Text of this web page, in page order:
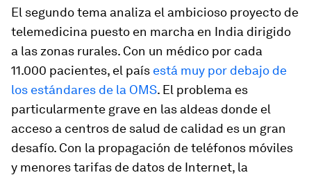
El segundo tema analiza el ambicioso proyecto de
telemedicina puesto en marcha en India dirigido
a las zonas rurales. Con un médico por cada
11.000 pacientes, el país está muy por debajo de
los estándares de la OMS. El problema es
particularmente grave en las aldeas donde el
acceso a centros de salud de calidad es un gran
desafío. Con la propagación de teléfonos móviles
y menores tarifas de datos de Internet, la